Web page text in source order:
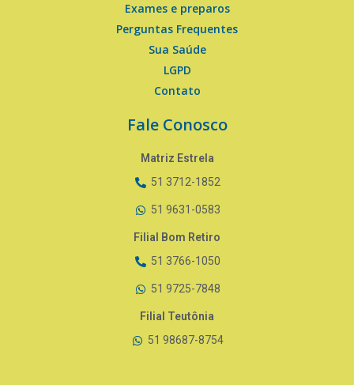
Exames e preparos
Perguntas Frequentes
Sua Saúde
LGPD
Contato
Fale Conosco
Matriz Estrela
51 3712-1852
51 9631-0583
Filial Bom Retiro
51 3766-1050
51 9725-7848
Filial Teutônia
51 98687-8754